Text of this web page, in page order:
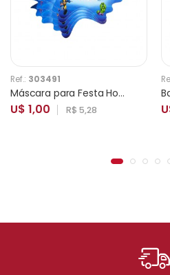
Ref.: 303491
Máscara para Festa Homem Aranha 10 Unidades
U$ 1,00 R$ 5,28